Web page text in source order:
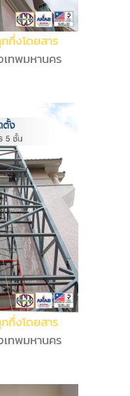
งโดยสาร
เทพมหานคร
งโดยสาร
เทพมหานคร